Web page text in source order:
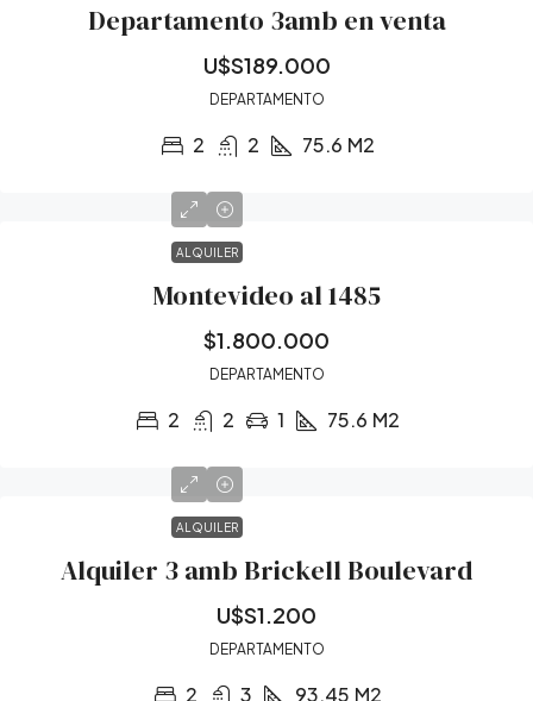
Departamento 3amb en venta
U$S189.000
DEPARTAMENTO
2 2 75.6 M2
ALQUILER
Montevideo al 1485
$1.800.000
DEPARTAMENTO
2 2 1 75.6 M2
ALQUILER
Alquiler 3 amb Brickell Boulevard
U$S1.200
DEPARTAMENTO
2 3 93.45 M2